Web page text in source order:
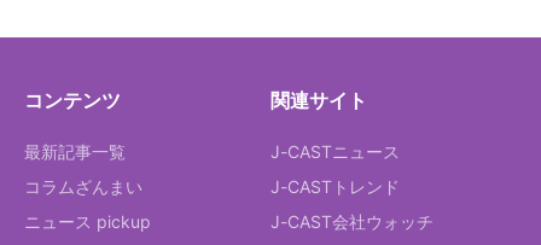
コンテンツ
最新記事一覧
コラムざんまい
ニュース pickup
関連サイト
J-CASTニュース
J-CASTトレンド
J-CAST会社ウォッチ